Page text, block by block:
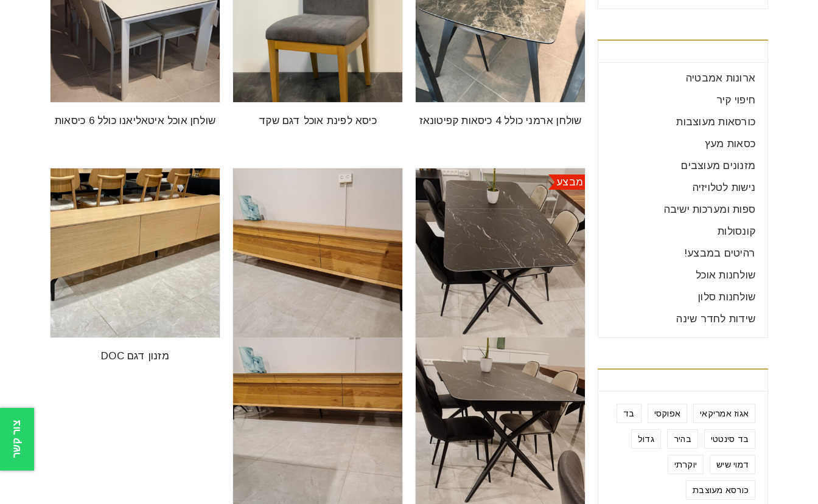
שולחן ארמני כולל 4 כיסאות קפיטונאז כיסא לפינת אוכל דגם שקד שולחן אוכל איטאליאנו כולל 6 כיסאות
מבצע
מזנון דגם DOC
ארונות אמבטיה
חיפוי קיר
כורסאות מעוצבות
כסאות מעץ
מזנונים מעוצבים
נישות לטלויזיה
ספות ומערכות ישיבה
קונסולות
רהיטים במבצע!
שולחנות אוכל
שולחנות סלון
שידות לחדר שינה
אגוז אמריקאי אפוקסי בד
בד סינטטי בהיר גדול
דמוי שיש יוקרתי
כורסא מעוצבת
צור קשר